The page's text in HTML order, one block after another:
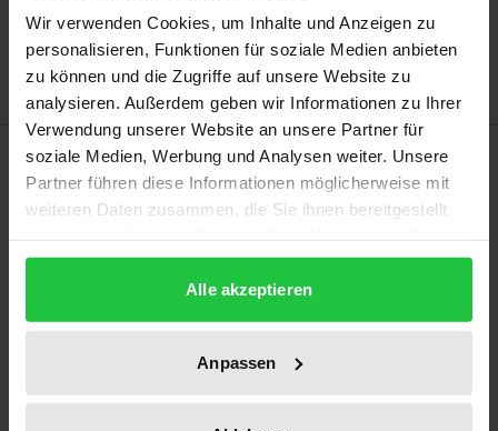
Wir verwenden Cookies, um Inhalte und Anzeigen zu
personalisieren, Funktionen für soziale Medien anbieten
zu können und die Zugriffe auf unsere Website zu
analysieren. Außerdem geben wir Informationen zu Ihrer
Verwendung unserer Website an unsere Partner für
soziale Medien, Werbung und Analysen weiter. Unsere
Partner führen diese Informationen möglicherweise mit
weiteren Daten zusammen, die Sie ihnen bereitgestellt
gesammelt haben.
Alle akzeptieren
Anpassen
Add to Wish List
Delivery cost notice
Bibliographical data
1
ISBN
Publication Date